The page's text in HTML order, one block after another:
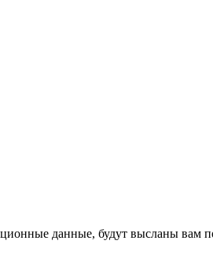
данные, будут высланы вам